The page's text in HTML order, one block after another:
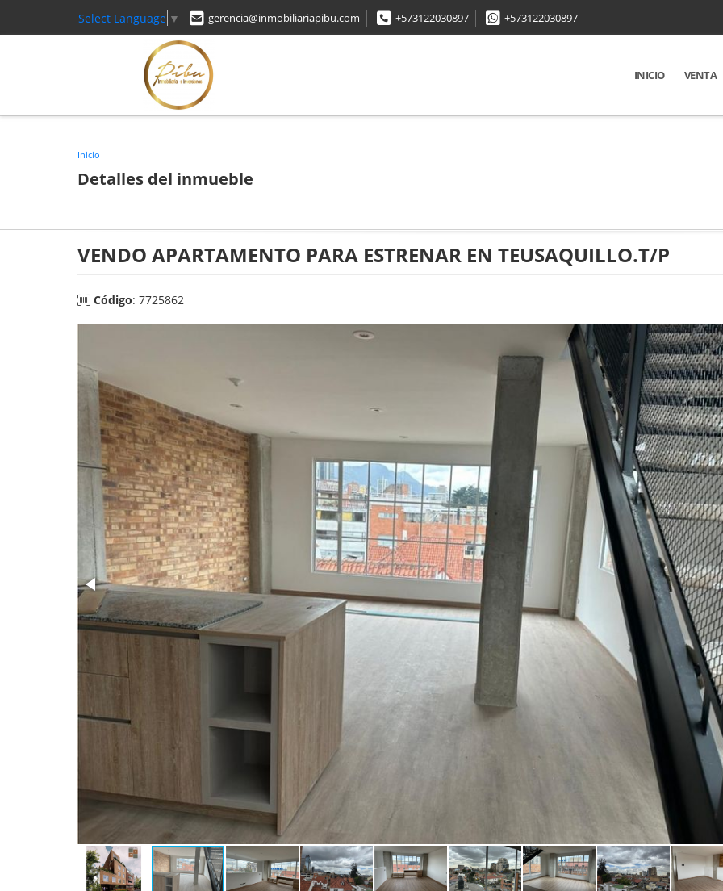
Select Language ▼ gerencia@inmobiliariapibu.com +573122030897 +573122030897
INICIO VENTA
Inicio
Detalles del inmueble
VENDO APARTAMENTO PARA ESTRENAR EN TEUSAQUILLO.T/P
Código: 7725862